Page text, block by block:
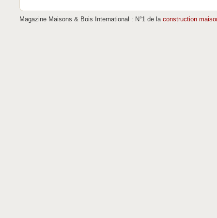
Magazine Maisons & Bois International : N°1 de la construction